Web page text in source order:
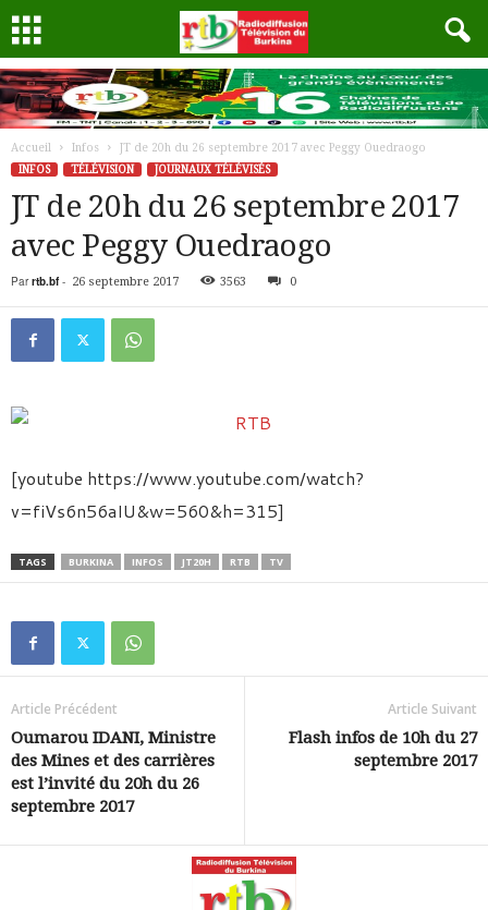
Accueil Infos
JT de 20h du 26 septembre 2017 avec Peggy Ouedraogo
INFOS
TÉLÉVISION JOURNAUX TÉLÉVISÉS
JT de 20h du 26 septembre 2017
avec Peggy Ouedraogo
Par rtb.bf- 26 septembre 2017 3563 0
[youtube https://www.youtube.com/watch?
v=fiVs6n56aIU&w=560&h=315]
TAGS BURKINA INFOS JT20H RTB TV
Article Précédent
Oumarou IDANI, Ministre
des Mines et des carrières
est l’invité du 20h du 26
septembre 2017
Article Suivant
Flash infos de 10h du 27
septembre 2017